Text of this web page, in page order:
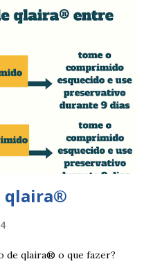
Como tratar as fissuras
pastosa de vitamina
intima duas vezes ao dia
retomar as relações
está cicatrizada e que
um lubrific...
qlaira®
de qlaira® o que fazer?